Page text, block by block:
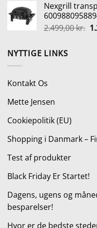
pris
var:
Nexgrill
2.499,00kr.
NYTTIGE LINKS
Kontakt Os
Mette Jensen
Cookiepolitik (EU)
Shopping i Danmark –
Test af produkter
Black Friday Er Startet!
Dagens, ugens og
besparelser!
Hvor er de bedste